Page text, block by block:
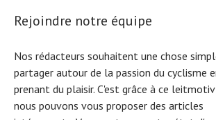
Rejoindre notre équipe
Nos rédacteurs souhaitent une chose
partager autour de la passion du cyclisme
prenant du plaisir. C'est grâce à ce leitmotiv
nous pouvons vous proposer des articles